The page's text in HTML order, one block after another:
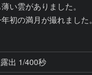
い雲がありました。
初の満月が撮れました。
露出 1/400秒